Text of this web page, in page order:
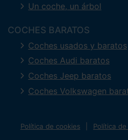
Un coche, un árbol
COCHES BARATOS
Coches usados y baratos
Coches Audi baratos
Coches Jeep baratos
Coches Volkswagen
Política de cookies Política